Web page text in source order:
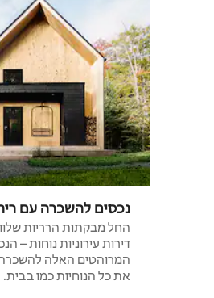
נכסים להשכרה עם
החל מבקתות הרריות
דירות עירוניות נוחות –
המרוהטים האלה להשכרה
את כל הנוחיות כמו בבית.